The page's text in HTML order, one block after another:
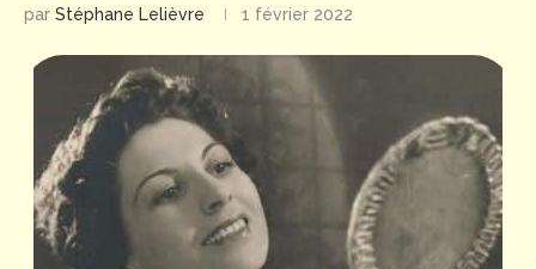
par Stéphane Lelièvre 1 février 2022